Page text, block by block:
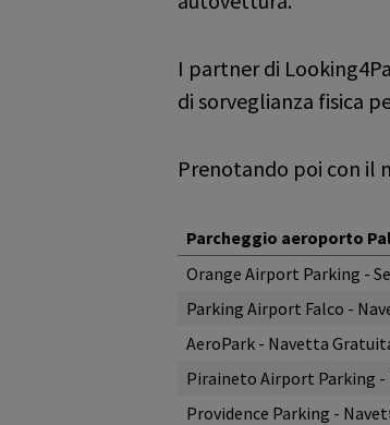
Trusted Customer·
Tutto perfetto, nulla da
Sabrina
Rating: 5 / 5
Tutto ok
I partner di
di sorveglianza fisica
Prenotando poi con il
Parcheggio aeroporto
Orange Airport Parking -
Parking Airport Falco -
AeroPark - Navetta
Piraineto Airport Parking -
Providence Parking -